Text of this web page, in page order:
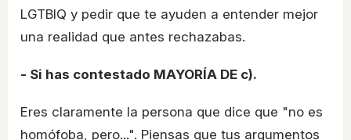
LGTBIQ y pedir que te ayuden a entender mejor
una realidad que antes rechazabas.
- Si has contestado MAYORÍA DE c).
Eres claramente la persona que dice que "no es
homófoba, pero...". Piensas que tus argumentos